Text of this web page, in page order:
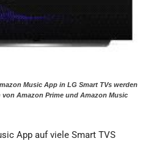
Music App in LG Smart TVs werden
Amazon Prime und Amazon Music
App auf viele Smart TVS